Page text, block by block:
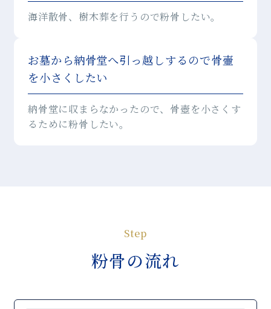
海洋散骨、樹木葬を行うので粉骨したい。
お墓から納骨堂へ引っ越しするので骨壷
を小さくしたい
納骨堂に収まらなかったので、骨壺を小さくす
るために粉骨したい。
Step
粉骨の流れ